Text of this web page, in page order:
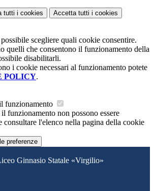
tutti i cookies Accetta tutti i cookies
scegliere quali cookie consentire.
quelli che consentono il funzionamento della
disabilitarli.
i cookie necessari al funzionamento potete
POLICY.
funzionamento
funzionamento non possono essere
consultare l'elenco nella pagina della cookie
preferenze
Ginnasio Statale «Virgilio»